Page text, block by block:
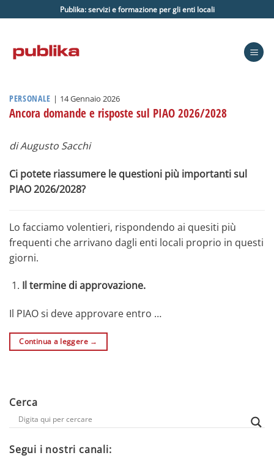
ai
Publika: servizi e formazione per gli enti locali
PERSONALE | 14 Gennaio 2026
Ancora domande e risposte sul PIAO 2026/2028
di Augusto Sacchi
Ci potete riassumere le questioni più importanti sul
PIAO 2026/2028?
Lo facciamo volentieri, rispondendo ai quesiti più
frequenti che arrivano dagli enti locali proprio in questi
giorni.
Il termine di approvazione.
Il PIAO si deve approvare entro …
Continua a leggere →
Cerca
Segui i nostri canali: